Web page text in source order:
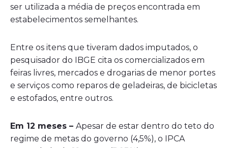
ser utilizada a média de preços encontrada em
estabelecimentos semelhantes.
Entre os itens que tiveram dados imputados, o
pesquisador do IBGE cita os comercializados em
feiras livres, mercados e drogarias de menor portes
e serviços como reparos de geladeiras, de bicicletas
e estofados, entre outros.
Em 12 meses – Apesar de estar dentro do teto do
regime de metas do governo (4,5%), o IPCA